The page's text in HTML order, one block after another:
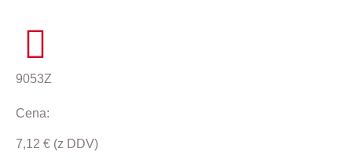
9053Z
Cena:
7,12 € (z DDV)